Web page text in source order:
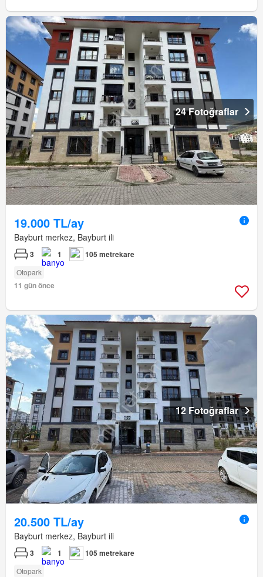
24 Fotoğraflar
19.000 TL/ay
Bayburt merkez, Bayburt ili
3 1 105 metrekare
Otopark
11 gün önce
12 Fotoğraflar
20.500 TL/ay
Bayburt merkez, Bayburt ili
3 1 105 metrekare
Otopark